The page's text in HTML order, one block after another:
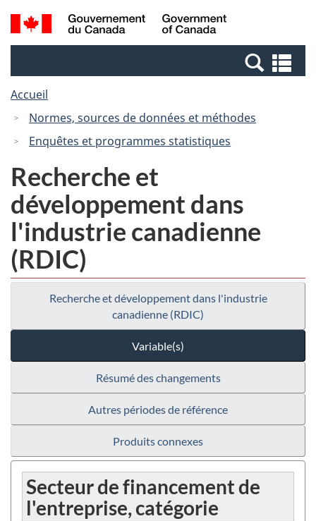
Passer
au
Passer
à
Canada
Recherche
et
et
Accueil
Normes, sources de données et méthodes
Enquêtes et programmes statistiques
Recherche et
développement dans
l'industrie canadienne
(RDIC)
Recherche et développement dans l'industrie
canadienne (RDIC)
Variable(s)
Résumé des changements
Autres périodes de référence
Produits connexes
Secteur de financement de
l'entreprise, catégorie